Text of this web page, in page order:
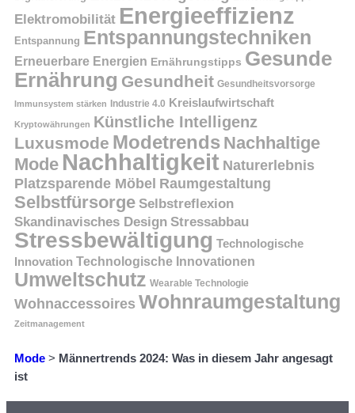
Elektromobilität Energieeffizienz
Entspannung Entspannungstechniken
Erneuerbare Energien Ernährungstipps Gesunde
Ernährung Gesundheit Gesundheitsvorsorge
Immunsystem stärken Industrie 4.0 Kreislaufwirtschaft
Kryptowährungen Künstliche Intelligenz
Luxusmode Modetrends Nachhaltige
Mode Nachhaltigkeit Naturerlebnis
Platzsparende Möbel Raumgestaltung
Selbstfürsorge Selbstreflexion
Skandinavisches Design Stressabbau
Stressbewältigung Technologische
Innovation Technologische Innovationen
Umweltschutz Wearable Technologie
Wohnaccessoires Wohnraumgestaltung
Zeitmanagement
Mode > Männertrends 2024: Was in diesem Jahr angesagt
ist